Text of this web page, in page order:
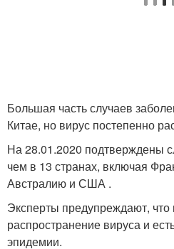
Большая часть случаев
Китае, но вирус постепенно
На 28.01.2020 подтверждены
чем в 13 странах, включая
Австралию и США .
Эксперты предупреждают,
распространение вируса и
эпидемии.